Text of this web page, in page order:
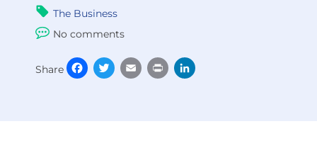
The Business
No comments
Share Facebook
TwitterEmail Print